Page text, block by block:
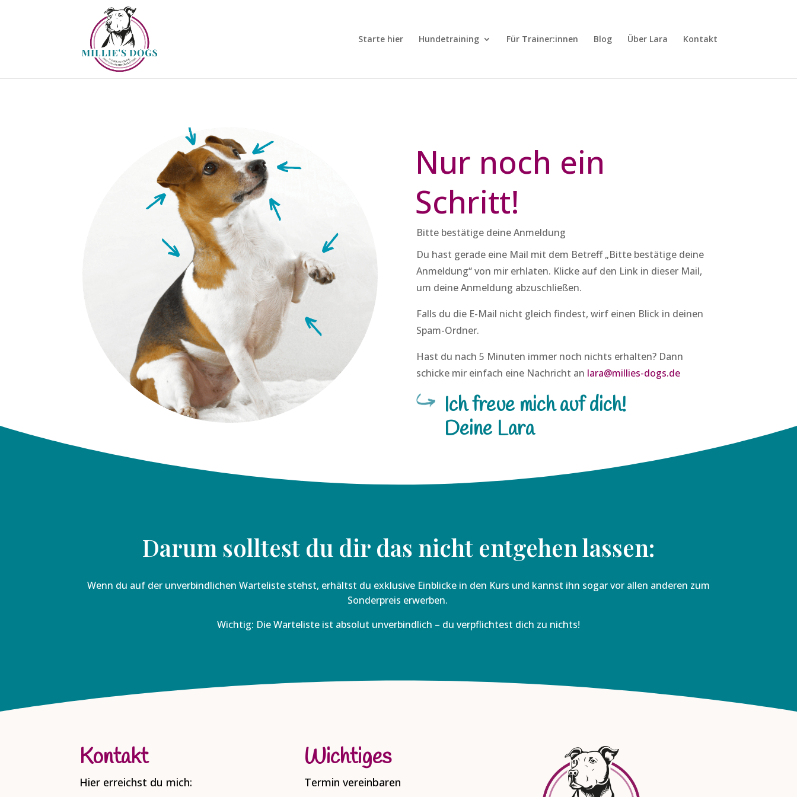
Starte hier Hundetraining Für Trainer:innen Blog Über Lara Kontakt
Nur noch ein
Schritt!
Bitte bestätige deine Anmeldung
Du hast gerade eine Mail mit dem Betreff „Bitte bestätige deine
Anmeldung“ von mir erhlaten. Klicke auf den Link in dieser Mail,
um deine Anmeldung abzuschließen.
Falls du die E-Mail nicht gleich findest, wirf einen Blick in deinen
Spam-Ordner.
Hast du nach 5 Minuten immer noch nichts erhalten? Dann
schicke mir einfach eine Nachricht an lara@millies-dogs.de
Ich freue mich auf dich!
Deine Lara
Darum solltest du dir das nicht entgehen lassen:
Wenn du auf der unverbindlichen Warteliste stehst, erhältst du exklusive Einblicke in den Kurs und kannst ihn sogar vor allen anderen zum
Sonderpreis erwerben.
Wichtig: Die Warteliste ist absolut unverbindlich – du verpflichtest dich zu nichts!
Kontakt
Hier erreichst du mich:
Wichtiges
Termin vereinbaren